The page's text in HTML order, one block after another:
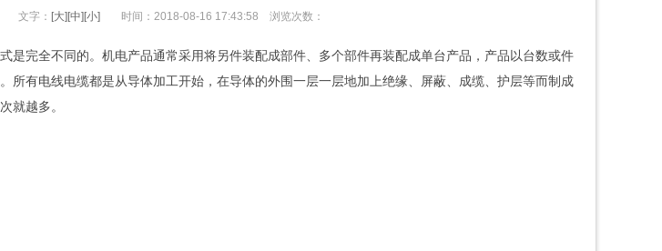
文字： [大] [中] [小] 时间：2018-08-16 17:43:58 浏览次数：
是完全不同的。机电产品通常采用将另件装配成部件、多个部件再装配成单台产品，产品以台数或件
所有电线电缆都是从导体加工开始，在导体的外围一层一层地加上绝缘、屏蔽、成缆、护层等而制成
就越多。